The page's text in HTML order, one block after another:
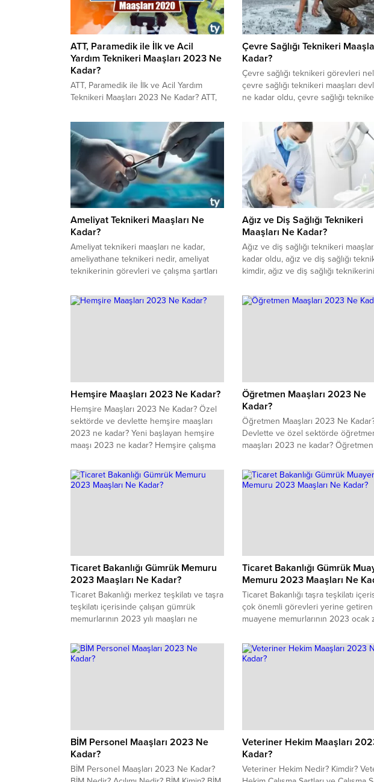
ATT, Paramedik ile İlk ve Acil
Yardım Teknikeri Maaşları 2023 Ne
Kadar?
ATT, Paramedik ile İlk ve Acil Yardım
Teknikeri Maaşları 2023 Ne Kadar? ATT,
nedir? Kimdir? ATT, Paramedik ile İlk ve
Acil Yardım Teknikeri ne iş yapar?
Görevleri nelerdir? ATT, Paramedik ile İlk
ve Acil Yardım Teknikeri çalışma şartları
ve çalışma saatleri 2023 nasıl?
Çevre Sağlığı Teknikeri
Kadar?
​​​​​​​Çevre sağlığı teknikeri görevleri
çevre sağlığı teknikeri maaşları
ne kadar oldu, çevre sağlığı
olunabilir, çevre sağlığı teknikeri
özel sektörde ne kadar oldu gibi
soruların cevaplarına buradan
erişebirsiniz.
Ameliyat Teknikeri Maaşları Ne
Kadar?
​​​​​​​Ameliyat teknikeri maaşları ne kadar,
ameliyathane teknikeri nedir, ameliyat
teknikerinin görevleri ve çalışma şartları
ameliyat teknikeri maaşı özel sektörde ne
kadar oldu gibi soruların cevaplarına
Ağız ve Diş Sağlığı Teknikeri
Maaşları Ne Kadar?
​​​​​​​Ağız ve diş sağlığı teknikeri
kadar oldu, ağız ve diş sağlığı
kimdir, ağız ve diş sağlığı
şartları nasıldır, ağız ve diş sağlığı
teknikeri nasıl olunabilir, özel sektör
Hemşire Maaşları 2023 Ne Kadar?
Hemşire Maaşları 2023 Ne Kadar? Özel
sektörde ve devlette hemşire maaşları
2023 ne kadar? Yeni başlayan hemşire
maaşı 2023 ne kadar? Hemşire çalışma
Hemşire ne iş yapar? İşte hemşirelerin
2023 yılında aldıkları ücretlere dair her
Öğretmen Maaşları 2023 Ne
Kadar?
Öğretmen Maaşları 2023 Ne
Devlette ve özel sektörde
maaşları 2023 ne kadar? Öğretmen
nasıl? Öğretmen ne iş yapar? Yeni
başlayan öğretmen ne kadar aylık
Ticaret Bakanlığı Gümrük Memuru
2023 Maaşları Ne Kadar?
Ticaret Bakanlığı merkez teşkilatı ve taşra
teşkilatı içerisinde çalışan gümrük
memurlarının 2023 yılı maaşları ne
müdürlükleri ve bunlara bağlı gümrük
müdürlüklerinde istihdam edilen gümrük
Ticaret Bakanlığı Gümrük
Memuru 2023 Maaşları Ne
Ticaret Bakanlığı taşra teşkilatı
çok önemli görevleri yerine getiren
muayene memurlarının 2023 ocak
memurları mesai, yolluk gibi ek
dahil ne kadar maaş almaktadır?
BİM Personel Maaşları 2023 Ne
Kadar?
BİM Personel Maaşları 2023 Ne Kadar?
Veteriner Hekim Maaşları
Kadar?
Veteriner Hekim Nedir? Kimdir?